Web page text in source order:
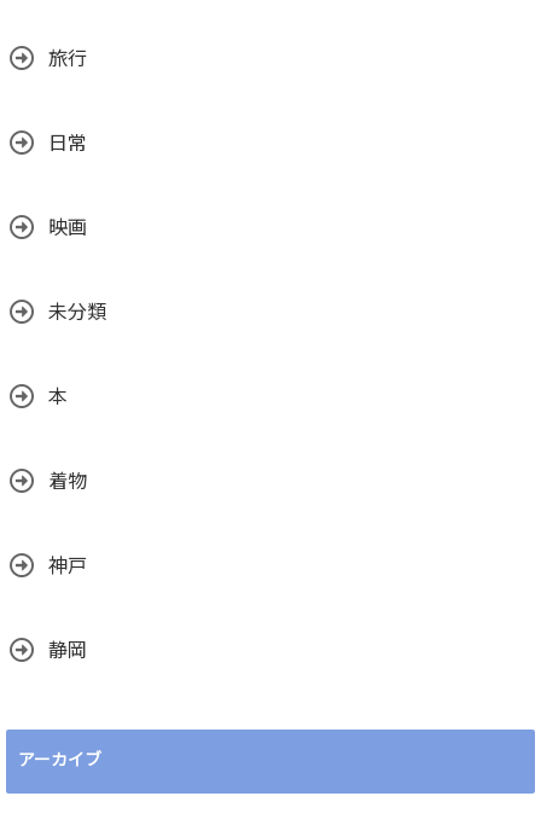
旅行
日常
映画
未分類
本
着物
神戸
静岡
アーカイブ